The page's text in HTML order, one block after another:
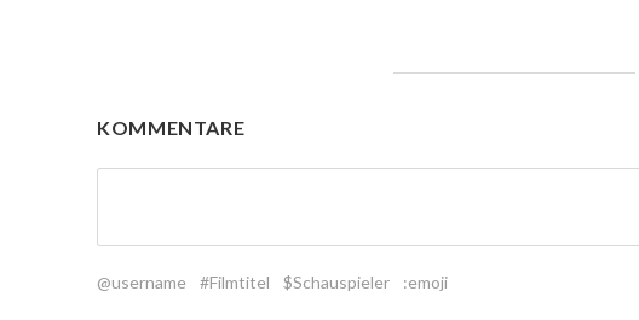
KOMMENTARE
@username #Filmtitel $Schauspieler :emoji